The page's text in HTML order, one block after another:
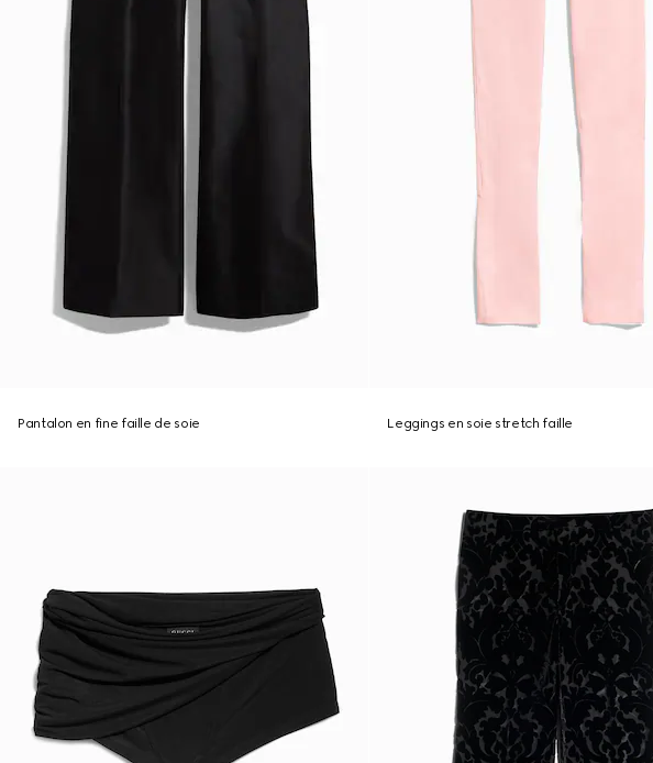
Pantalon en fine faille de soie Leggings en soie stretch faille